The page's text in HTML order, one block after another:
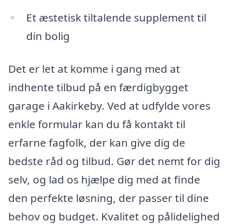
Et æstetisk tiltalende supplement til
din bolig
Det er let at komme i gang med at
indhente tilbud på en færdigbygget
garage i Aakirkeby. Ved at udfylde vores
enkle formular kan du få kontakt til
erfarne fagfolk, der kan give dig de
bedste råd og tilbud. Gør det nemt for dig
selv, og lad os hjælpe dig med at finde
den perfekte løsning, der passer til dine
behov og budget. Kvalitet og pålidelighed